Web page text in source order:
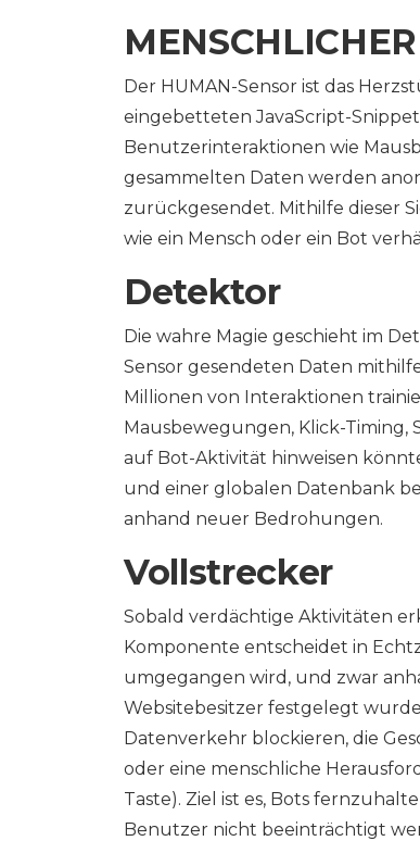
Der HUMAN-Sensor ist das
eingebetteten JavaScript-
Benutzerinteraktionen wie
gesammelten Daten werden
zurückgesendet. Mithilfe dieser
wie ein Mensch oder ein Bot
Detektor
Die wahre Magie geschieht im
Sensor gesendeten Daten
Millionen von Interaktionen
Mausbewegungen, Klick-
auf Bot-Aktivität hinweisen
und einer globalen Datenbank
anhand neuer Bedrohungen.
Vollstrecker
Sobald verdächtige Aktivitäten
Komponente entscheidet in
umgegangen wird, und zwar
Websitebesitzer festgelegt
Datenverkehr blockieren, die
oder eine menschliche
Taste). Ziel ist es, Bots
Benutzer nicht beeinträchtigt